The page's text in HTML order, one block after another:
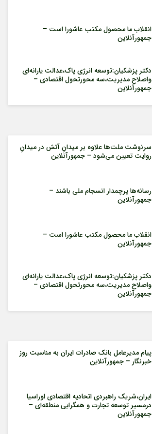
انقلاب ما محصول مکتب عاشورا است –
جمهورآنلاین
دکتر پزشکیان:توسعه انرژی پاک،عدالت یارانه‌ای
واصلاح مدیریت،سه محورتحول اقتصادی –
جمهورآنلاین
سرنوشت ملت‌ها علاوه بر میدانِ آتش در میدانِ
روایت تعیین می‌شود – جمهورآنلاین
رسانه‌ها پرچمدار انسجام ملی باشند –
جمهورآنلاین
انقلاب ما محصول مکتب عاشورا است –
جمهورآنلاین
دکتر پزشکیان:توسعه انرژی پاک،عدالت یارانه‌ای
واصلاح مدیریت،سه محورتحول اقتصادی –
جمهورآنلاین
پیام مدیرعامل بانک صادرات ایران به مناسبت روز
خبرنگار – جمهورآنلاین
ایران،شریک راهبردی اتحادیه اقتصادی اوراسیا
درمسیر توسعه تجارت و همگرایی منطقه‌ای –
جمهورآنلاین